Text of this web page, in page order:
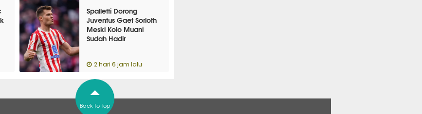
Spalletti Dorong
Juventus Gaet Sorloth
Meski Kolo Muani
Sudah Hadir
2 hari 6 jam lalu
Back to top